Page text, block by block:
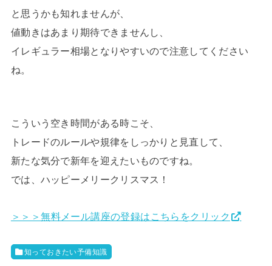
と思うかも知れませんが、
値動きはあまり期待できませんし、
イレギュラー相場となりやすいので注意してください
ね。
こういう空き時間がある時こそ、
トレードのルールや規律をしっかりと見直して、
新たな気分で新年を迎えたいものですね。
では、ハッピーメリークリスマス！
＞＞＞無料メール講座の登録はこちらをクリック
知っておきたい予備知識